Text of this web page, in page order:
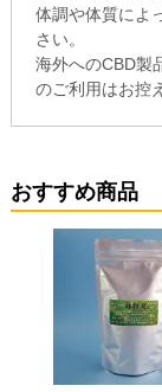
体調や体質によ
さい。
海外へのCBD製
のご利用はお控
おすすめ商品